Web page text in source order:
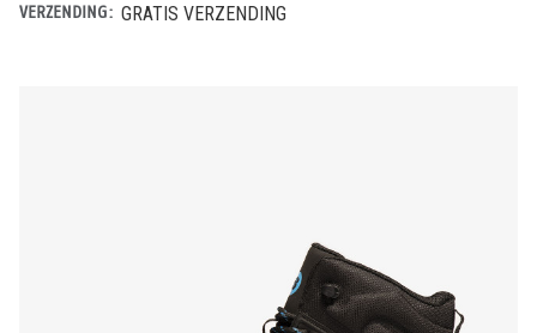
VERZENDING: GRATIS VERZENDING